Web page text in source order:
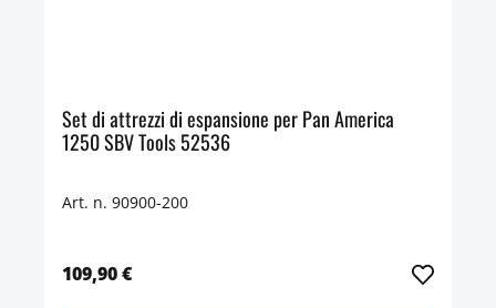
Set di attrezzi di espansione per Pan America
1250 SBV Tools 52536
Art. n. 90900-200
109,90 €